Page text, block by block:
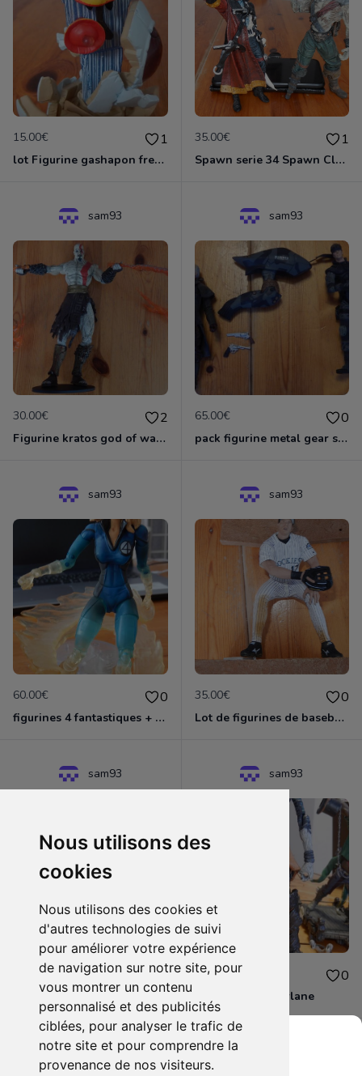
Nous utilisons des
cookies
Nous utilisons des cookies et
d'autres technologies de suivi
pour améliorer votre expérience
de navigation sur notre site, pour
vous montrer un contenu
personnalisé et des publicités
ciblées, pour analyser le trafic de
notre site et pour comprendre la
provenance de nos visiteurs.
15.00€ 1
lot Figurine gashapon freezer et ghoan
35.00€ 1
Spawn serie 34 Spawn Classics Series
sam93
30.00€ 2
Figurine kratos god of war de Neca
sam93
65.00€ 0
pack figurine metal gear solid snake et revolver ocelot
sam93
60.00€ 0
figurines 4 fantastiques + dr fatalis toysbiz
sam93
35.00€ 0
Lot de figurines de baseball marque Mc Farlane
sam93
35.00€ 0
Figurine final fantasy
sam93
25.00€ 0
lot figurine mcfarlane